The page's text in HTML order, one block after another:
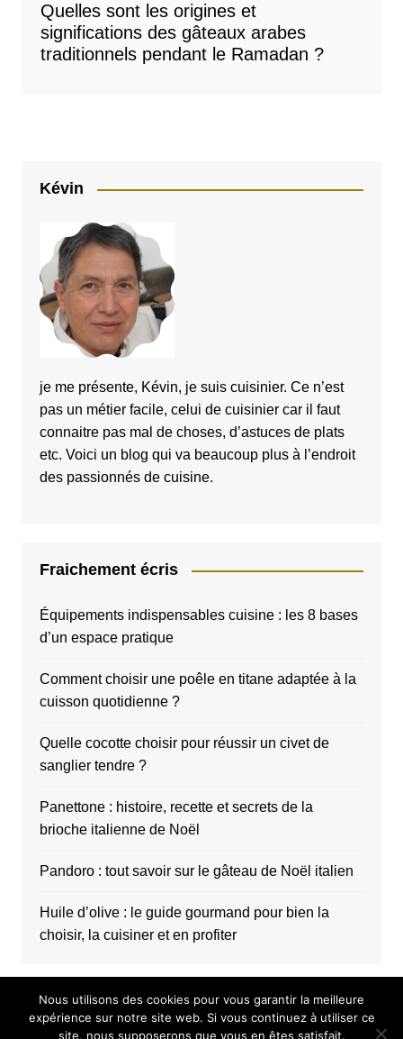
Quelles sont les origines et
significations des gâteaux arabes
traditionnels pendant le Ramadan ?
Kévin
je me présente, Kévin, je suis cuisinier. Ce n’est
pas un métier facile, celui de cuisinier car il faut
connaitre pas mal de choses, d’astuces de plats
etc. Voici un blog qui va beaucoup plus à l’endroit
des passionnés de cuisine.
Fraichement écris
Équipements indispensables cuisine : les 8 bases
d’un espace pratique
Comment choisir une poêle en titane adaptée à la
cuisson quotidienne ?
Quelle cocotte choisir pour réussir un civet de
sanglier tendre ?
Panettone : histoire, recette et secrets de la
brioche italienne de Noël
Pandoro : tout savoir sur le gâteau de Noël italien
Huile d’olive : le guide gourmand pour bien la
choisir, la cuisiner et en profiter
Nous utilisons des cookies pour vous garantir la meilleure
expérience sur notre site web. Si vous continuez à utiliser ce
site, nous supposerons que vous en êtes satisfait.